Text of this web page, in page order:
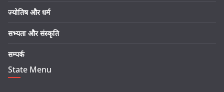
ज्योतिष और धर्म
सभ्यता और संस्कृति
सम्पर्क
State Menu